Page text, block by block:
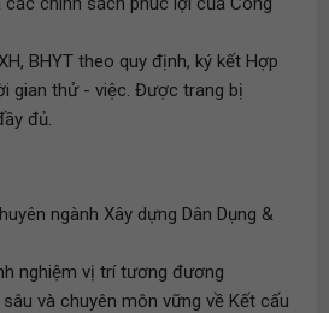
BHYT theo quy định, ký kết Hợp
gian thử - việc. Được trang bị
đủ.
ngành Xây dựng Dân Dụng &
nghiệm vị trí tương đương
và chuyên môn vững về Kết cấu